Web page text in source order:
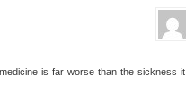
is far worse than the sickness it